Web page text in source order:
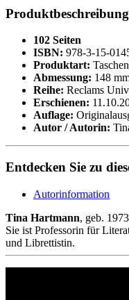
Produktbeschreibung
102 Seiten
ISBN: 978-3-15-
Produktart:
Abmessung: 148
Reihe: Reclams
Erschienen:
Auflage:
Autor / Autorin:
Entdecken Sie zu
Autorinformation
Tina Hartmann, geb.
Sie ist Professorin für
und Librettistin.